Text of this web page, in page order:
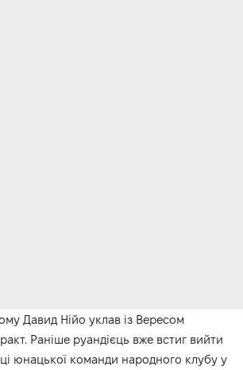
Давид Нійо уклав із Вересом
Раніше руандієць вже встиг вийти
юнацької команди народного клубу у